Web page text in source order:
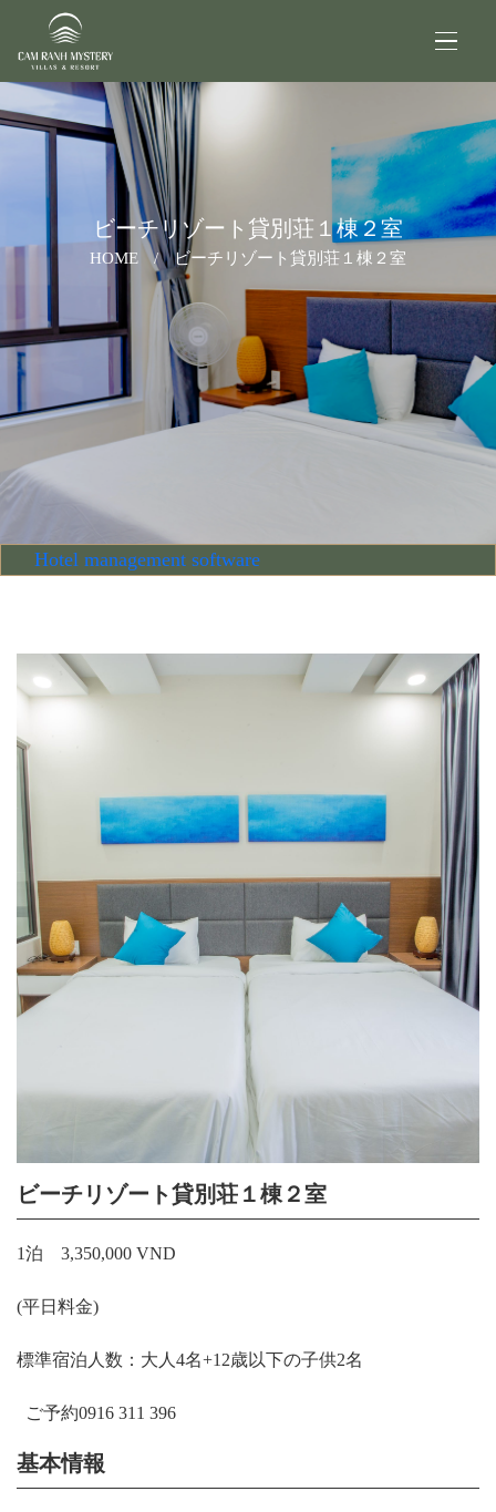
ビーチリゾート貸別荘１棟２室
HOME / ビーチリゾート貸別荘１棟２室
Hotel management software
ビーチリゾート貸別荘１棟２室
1泊 3,350,000 VND
(平日料金)
標準宿泊人数：大人4名+12歳以下の子供2名
ご予約0916 311 396
基本情報